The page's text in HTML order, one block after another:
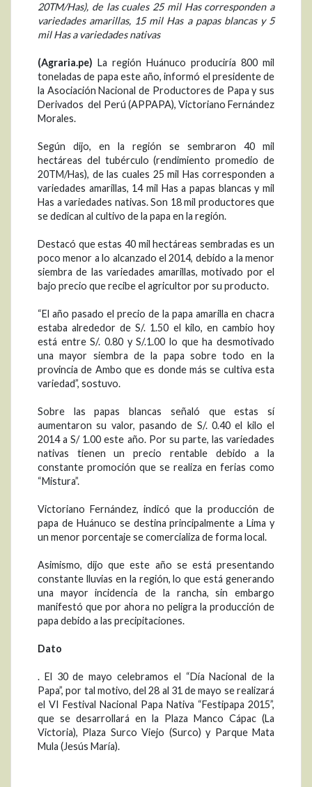
20TM/Has), de las cuales 25 mil Has corresponden a
variedades amarillas, 15 mil Has a papas blancas y 5
mil Has a variedades nativas
(Agraria.pe) La región Huánuco produciría 800 mil
toneladas de papa este año, informó el presidente de
la Asociación Nacional de Productores de Papa y sus
Derivados del Perú (APPAPA), Victoriano Fernández
Morales.
Según dijo, en la región se sembraron 40 mil
hectáreas del tubérculo (rendimiento promedio de
20TM/Has), de las cuales 25 mil Has corresponden a
variedades amarillas, 14 mil Has a papas blancas y mil
Has a variedades nativas. Son 18 mil productores que
se dedican al cultivo de la papa en la región.
Destacó que estas 40 mil hectáreas sembradas es un
poco menor a lo alcanzado el 2014, debido a la menor
siembra de las variedades amarillas, motivado por el
bajo precio que recibe el agricultor por su producto.
“El año pasado el precio de la papa amarilla en chacra
estaba alrededor de S/. 1.50 el kilo, en cambio hoy
está entre S/. 0.80 y S/.1.00 lo que ha desmotivado
una mayor siembra de la papa sobre todo en la
provincia de Ambo que es donde más se cultiva esta
variedad”, sostuvo.
Sobre las papas blancas señaló que estas sí
aumentaron su valor, pasando de S/. 0.40 el kilo el
2014 a S/ 1.00 este año. Por su parte, las variedades
nativas tienen un precio rentable debido a la
constante promoción que se realiza en ferias como
“Mistura”.
Victoriano Fernández, indicó que la producción de
papa de Huánuco se destina principalmente a Lima y
un menor porcentaje se comercializa de forma local.
Asimismo, dijo que este año se está presentando
constante lluvias en la región, lo que está generando
una mayor incidencia de la rancha, sin embargo
manifestó que por ahora no peligra la producción de
papa debido a las precipitaciones.
Dato
. El 30 de mayo celebramos el “Día Nacional de la
Papa”, por tal motivo, del 28 al 31 de mayo se realizará
el VI Festival Nacional Papa Nativa “Festipapa 2015”,
que se desarrollará en la Plaza Manco Cápac (La
Victoria), Plaza Surco Viejo (Surco) y Parque Mata
Mula (Jesús María).